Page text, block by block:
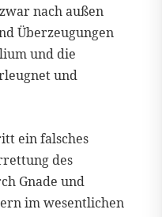
nach außen
Überzeugungen
und die
und
ein falsches
des
Gnade und
im wesentlichen